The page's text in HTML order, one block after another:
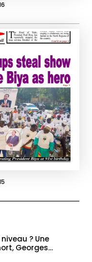
? Une
Georges